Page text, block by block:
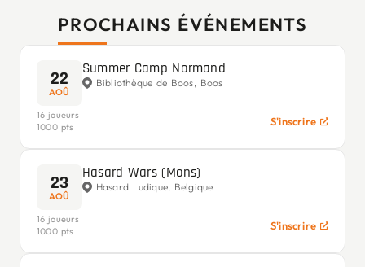
PROCHAINS ÉVÉNEMENTS
22
AOÛ
16 joueurs
1000 pts
Summer Camp Normand
Bibliothèque de Boos, Boos
S'inscrire
23
AOÛ
16 joueurs
1000 pts
Hasard Wars (Mons)
Hasard Ludique, Belgique
S'inscrire